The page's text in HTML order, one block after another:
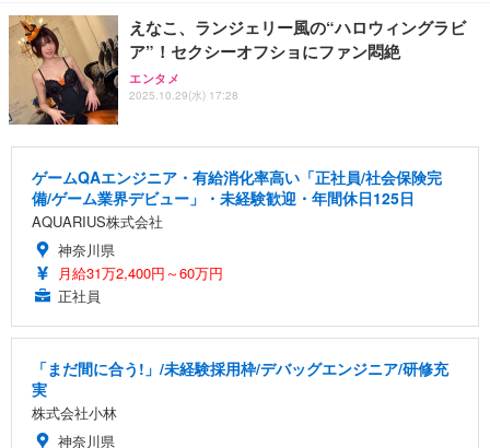
えなこ、ランジェリー風の“ハロウィングラビ
ア”！セクシーオフショにファン悶絶
エンタメ
2025.10.29(水) 17:28
ゲームQAエンジニア・有給消化率高い「正社員/社会保険完
備/ゲーム業界デビュー」・未経験歓迎・年間休日125日
AQUARIUS株式会社
神奈川県
月給31万2,400円～60万円
正社員
「まだ間に合う!」/未経験採用枠/デバッグエンジニア/研修充
実
株式会社小林
神奈川県